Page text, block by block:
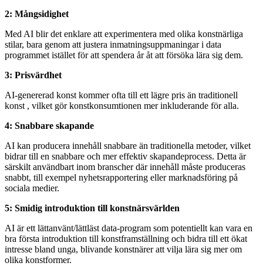
2: Mångsidighet
Med AI blir det enklare att experimentera med olika konstnärliga
stilar, bara genom att justera inmatningsuppmaningar i data
programmet istället för att spendera år åt att försöka lära sig dem.
3: Prisvärdhet
AI-genererad konst kommer ofta till ett lägre pris än traditionell
konst , vilket gör konstkonsumtionen mer inkluderande för alla.
4: Snabbare skapande
AI kan producera innehåll snabbare än traditionella metoder, vilket
bidrar till en snabbare och mer effektiv skapandeprocess. Detta är
särskilt användbart inom branscher där innehåll måste produceras
snabbt, till exempel nyhetsrapportering eller marknadsföring på
sociala medier.
5: Smidig introduktion till konstnärsvärlden
AI är ett lättanvänt/lättläst data-program som potentiellt kan vara en
bra första introduktion till konstframställning och bidra till ett ökat
intresse bland unga, blivande konstnärer att vilja lära sig mer om
olika konstformer.